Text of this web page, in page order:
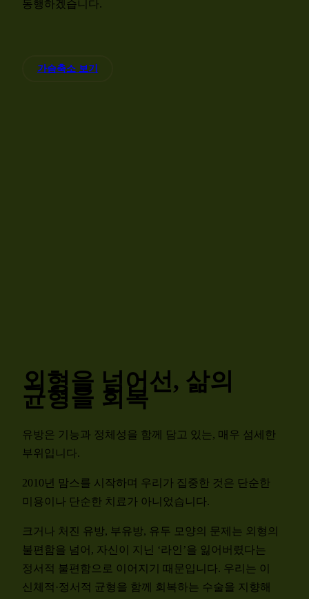
동행하겠습니다.
가슴축소 보기
외형을 넘어선, 삶의
균형을 회복
유방은 기능과 정체성을 함께 담고 있는, 매우 섬세한
부위입니다.
2010년 맘스를 시작하며 우리가 집중한 것은 단순한
미용이나 단순한 치료가 아니었습니다.
크거나 처진 유방, 부유방, 유두 모양의 문제는 외형의
불편함을 넘어, 자신이 지닌 ‘라인’을 잃어버렸다는
정서적 불편함으로 이어지기 때문입니다. 우리는 이
신체적·정서적 균형을 함께 회복하는 수술을 지향해